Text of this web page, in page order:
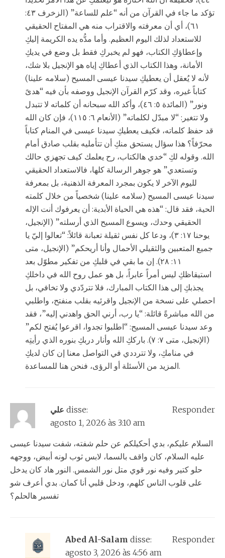
تؤكد ما جاء في القرآن من أنه “علم للساعة” (الزخرف ٤٣:
٦١)، أي أن معرفته والاقتراب منه هي المفتاح الحقيقي
للاستعداد لذلك اليوم العظيم. وأما مدُّه يده الكريمة إليكِ
وإعطاؤكِ الكتاب، فهو لم يخبركِ فقط بل وضع في يديكِ
الأمانة، وهذا الكتاب الذي أعطاكِ إياه هو الإنجيل بلا شك،
لأنه لا يُعقل أن يعطيكِ سيدنا عيسى المسيح (سلامه علينا)
كتاباً غيره، وقد كرّم القرآن الإنجيل ووصفه بأن فيه “هدىً
ونور” (المائدة ٥: ٤٦)، وأكد الله سبحانه أن كلماته لا تتبدل
ولا تتغير: “لا مبدّل لكلماته” (الأنعام ٦: ١١٥)، فإن كان الله
قد حفظ كلماته، فكيف يعطيكِ سيدنا عيسى في المنام كتاباً
محرّفاً؟ هذا سؤال يستحق منكِ أن تتأمليه بقلب صادق أمام
الله. وقوله لكِ “خدي هالكتاب، رح يعلمك كيف تجهزي حالك
وتستعدي” هو جوهر الرسالة كلها، فالاستعداد الحقيقي
لليوم الآخر لا يكون بمجرد المعرفة الذهنية، بل بمعرفة
سيدنا عيسى المسيح (سلامه علينا) شخصياً من خلال كلمته
الحية، فقد قال: “هذه هي الحياة الأبدية: أن يعرفوك أنت الإله
الحقيقي وحدك، ويسوع المسيح الذي أرسلته” (الإنجيل،
يوحنا ١٧: ٣)، ودعا كل نفس ثقيلة تعبانة قائلاً: “تعالوا إليّ يا
جميع المتعبين والثقيلي الأحمال وأنا أريحكم” (الإنجيل، متى
١١: ٢٨). إن ما بقي في قلبكِ من تفكير مطوّل بعد
استيقاظكِ ليس أمراً عابراً، بل هو عمل روح الله في داخلكِ
يجذبكِ إلى هذا الكتاب المبارك، فلا تتردّدي ولا تخافي، بل
احصلي على نسخة من الإنجيل واقرئيه بقلب منفتح، واطلبي
من الله مباشرةً قائلة: “يا رب، أرني الحق واهدني إليه”، فقد
وعد سيدنا عيسى المسيح: “اطلبوا تجدوا، اقرعوا يُفتح لكم”
(الإنجيل، متى ٧: ٧). بارككِ الله وأنار دربكِ بنوره الذي رأيتِه
في منامكِ، ولا تترددي في التواصل معنا إن كان لديكِ
المزيد من الأسئلة أو الرؤى، فنحن هنا للمساعدة.
علي disse:
agosto 1, 2026 às 3:10 am
السلام عليكم، بدي أحكيلكم عن حلم شفته، شفت سيدنا عيسى
عليه السلام، كان واقف بالسما، لابس ثوب لونه أبيض، ووجهه
حلو كتير وفيه نور قوي متل نور الشمس. النور هاد كان يدخل
على قلوب الناس كلهم، ودخل قلبي أنا كمان. بدي أعرف شو
تفسير هالحلم؟
Responder
Abed Al-Salam disse:
agosto 3, 2026 às 4:56 am
Responder